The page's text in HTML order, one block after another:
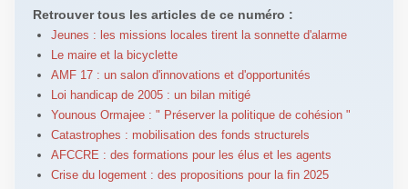
Retrouver tous les articles de ce numéro :
Jeunes : les missions locales tirent la sonnette d'alarme
Le maire et la bicyclette
AMF 17 : un salon d'innovations et d'opportunités
Loi handicap de 2005 : un bilan mitigé
Younous Ormajee : " Préserver la politique de cohésion "
Catastrophes : mobilisation des fonds structurels
AFCCRE : des formations pour les élus et les agents
Crise du logement : des propositions pour la fin 2025